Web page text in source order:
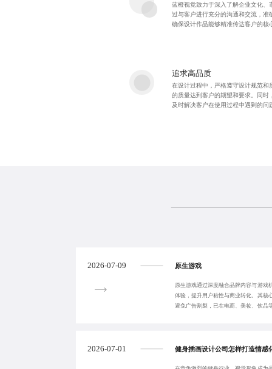
蓝橙视觉致力于深入了解企业文化、
过与客户进行充分的沟通和交流，准
确保设计作品能够精准传达客户的核
追求高品质
在设计过程中，严格遵守设计规范和
的质量达到客户的期望和要求。同时
及时解决客户在使用过程中遇到的问
2026-07-09 原生游戏
原生游戏通过深度融合品牌内容与游戏
体验，提升用户粘性与商业转化。其核
避免广告割裂，已在电商、美妆、饮品
2026-07-01 健身插画设计公司怎样打造情感